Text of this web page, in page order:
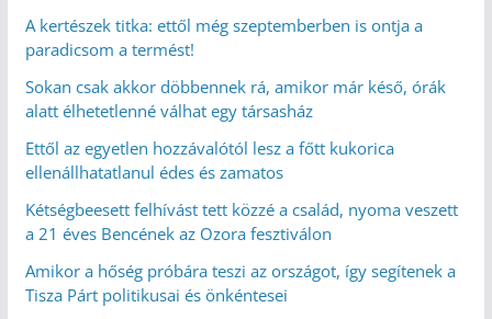
A kertészek titka: ettől még szeptemberben is ontja a
paradicsom a termést!
Sokan csak akkor döbbennek rá, amikor már késő, órák
alatt élhetetlenné válhat egy társasház
Ettől az egyetlen hozzávalótól lesz a főtt kukorica
ellenállhatatlanul édes és zamatos
Kétségbeesett felhívást tett közzé a család, nyoma veszett
a 21 éves Bencének az Ozora fesztiválon
Amikor a hőség próbára teszi az országot, így segítenek a
Tisza Párt politikusai és önkéntesei